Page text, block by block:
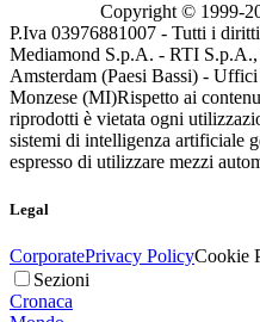
Copyright © 1999-
P.Iva 03976881007 - Tutti i
Mediamond S.p.A. - RTI S.p.A.,
Amsterdam (Paesi Bassi) -
Monzese (MI)Rispetto ai
riprodotti è vietata ogni
sistemi di intelligenza artificiale
espresso di utilizzare mezzi
Legal
CorporatePrivacy PolicyCookie
Sezioni
Cronaca